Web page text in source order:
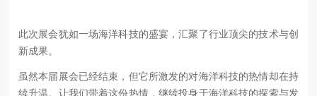
此次展会犹如一场海洋科技的盛宴，汇聚了行业顶尖的技术与创
新成果。
虽然本届展会已经结束，但它所激发的对海洋科技的热情却在持
续升温。让我们带着这份热情，继续投身于海洋科技的探索与发